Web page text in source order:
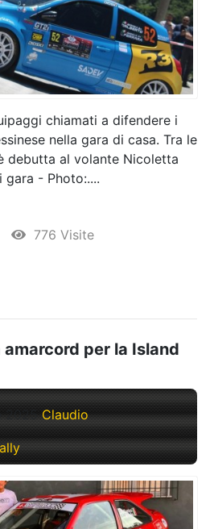
chiamati a difendere i
nella gara di casa. Tra le
debutta al volante Nicoletta
gara - Photo:....
776 Visite
per la Island
2025 Claudio